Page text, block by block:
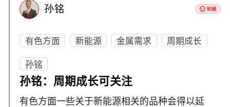
孙铭
有色方面 新能源 金属需求
周期成长
孙铭
孙铭：周期成长可关注
有色方面一些关于新能源相关的品种会得以延